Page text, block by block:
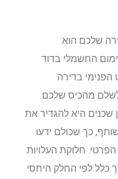
שלכם הוא
החשמלי בדוד
בדירה
מהכיס שלכם.
היא להגדיר את
כך שכולם ידעו
חלוקת העלויות
לפי החלק היחסי